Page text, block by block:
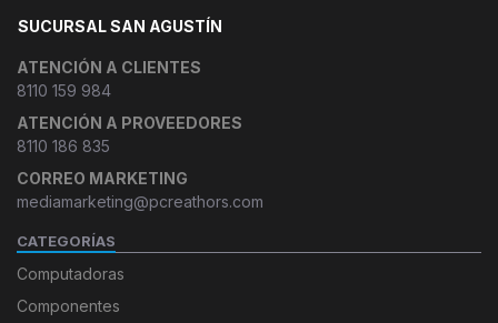
SUCURSAL SAN AGUSTÍN
ATENCIÓN A CLIENTES
8110 159 984
ATENCIÓN A PROVEEDORES
8110 186 835
CORREO MARKETING
mediamarketing@pcreathors.com
CATEGORÍAS
Computadoras
Componentes